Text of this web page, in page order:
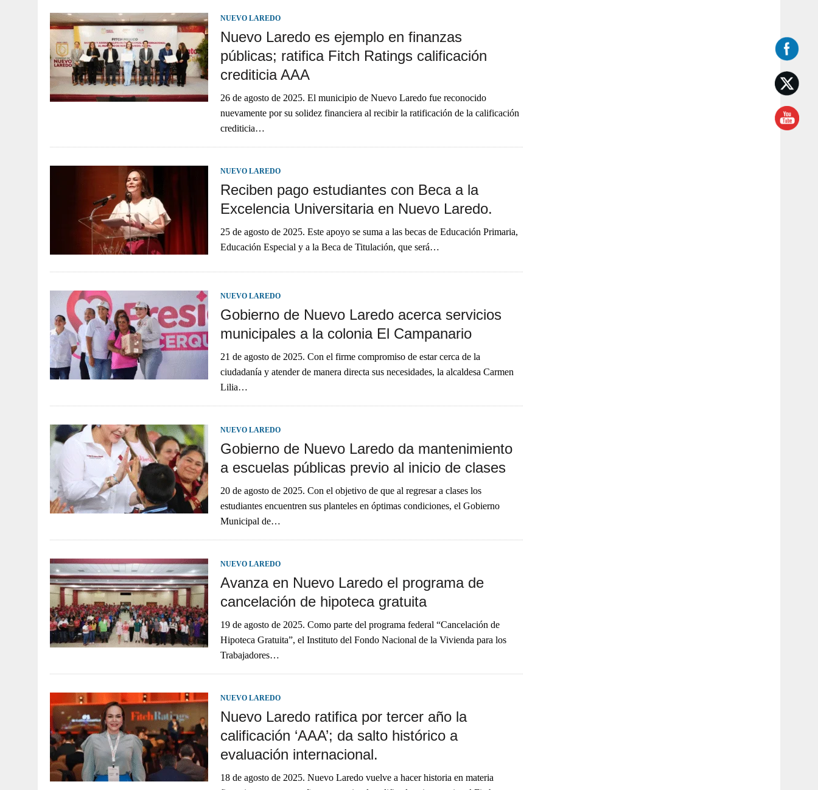
NUEVO LAREDO
Nuevo Laredo es ejemplo en finanzas
públicas; ratifica Fitch Ratings calificación
crediticia AAA
26 de agosto de 2025. El municipio de Nuevo Laredo fue reconocido
nuevamente por su solidez financiera al recibir la ratificación de la calificación
crediticia…
NUEVO LAREDO
Reciben pago estudiantes con Beca a la
Excelencia Universitaria en Nuevo Laredo.
25 de agosto de 2025. Este apoyo se suma a las becas de Educación Primaria,
Educación Especial y a la Beca de Titulación, que será…
NUEVO LAREDO
Gobierno de Nuevo Laredo acerca servicios
municipales a la colonia El Campanario
21 de agosto de 2025. Con el firme compromiso de estar cerca de la
ciudadanía y atender de manera directa sus necesidades, la alcaldesa Carmen
Lilia…
NUEVO LAREDO
Gobierno de Nuevo Laredo da mantenimiento
a escuelas públicas previo al inicio de clases
20 de agosto de 2025. Con el objetivo de que al regresar a clases los
estudiantes encuentren sus planteles en óptimas condiciones, el Gobierno
Municipal de…
NUEVO LAREDO
Avanza en Nuevo Laredo el programa de
cancelación de hipoteca gratuita
19 de agosto de 2025. Como parte del programa federal “Cancelación de
Hipoteca Gratuita”, el Instituto del Fondo Nacional de la Vivienda para los
Trabajadores…
NUEVO LAREDO
Nuevo Laredo ratifica por tercer año la
calificación ‘AAA’; da salto histórico a
evaluación internacional.
18 de agosto de 2025. Nuevo Laredo vuelve a hacer historia en materia